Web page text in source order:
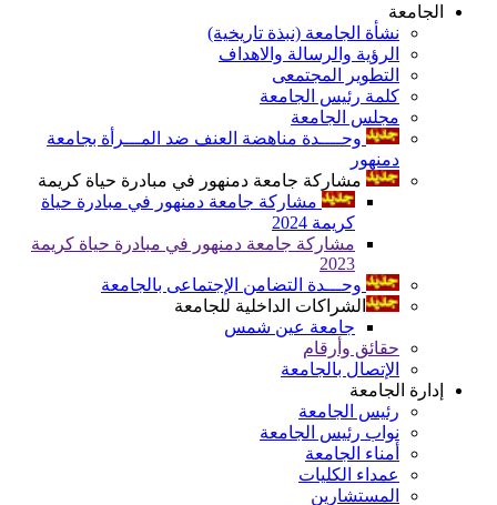
الجامعة
نشأة الجامعة (نبذة تاريخية)
الرؤية والرسالة والاهداف
التطوير المجتمعى
كلمة رئيس الجامعة
مجلس الجامعة
وحــــدة مناهضة العنف ضد المـــرأة بجامعة
دمنهور
مشاركة جامعة دمنهور في مبادرة حياة كريمة
مشاركة جامعة دمنهور في مبادرة حياة
كريمة 2024
مشاركة جامعة دمنهور في مبادرة حياة كريمة
2023
وحـــدة التضامن الإجتماعى بالجامعة
الشراكات الداخلية للجامعة
جامعة عين شمس
حقائق وأرقام
الإتصال بالجامعة
إدارة الجامعة
رئيس الجامعة
نواب رئيس الجامعة
أمناء الجامعة
عمداء الكليات
المستشارين